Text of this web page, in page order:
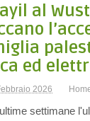
al
ed
2026
settimane